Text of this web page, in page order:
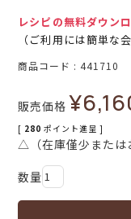
レシピの無料ダウン
（ご利用には簡単な
商品コード 441710
販売価格 ¥
[ 280 ポイント進呈 ]
△（在庫僅少または